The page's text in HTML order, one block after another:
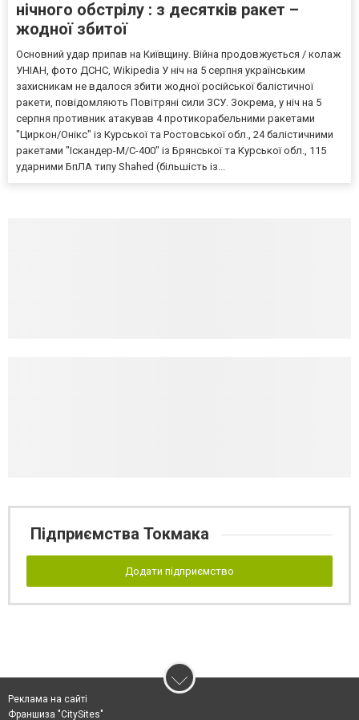
нічного обстрілу : з десятків ракет –
жодної збитої
Основний удар припав на Київщину. Війна продовжується / колаж
УНІАН, фото ДСНС, Wikipedia У ніч на 5 серпня українським
захисникам не вдалося збити жодної російської балістичної
ракети, повідомляють Повітряні сили ЗСУ. Зокрема, у ніч на 5
серпня противник атакував 4 протикорабельними ракетами
"Циркон/Онікс" із Курської та Ростовської обл., 24 балістичними
ракетами "Іскандер-М/С-400" із Брянської та Курської обл., 115
ударними БпЛА типу Shahed (більшість із...
Підприємства Токмака
Додати підприємство
Реклама на сайті
Франшиза "CitySites"